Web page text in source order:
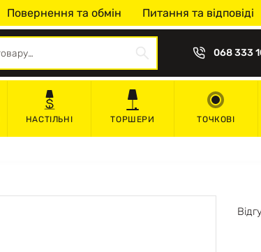
Повернення та обмін Питання та відповіді
068 333
НАСТІЛЬНІ ТОРШЕРИ ТОЧКОВІ